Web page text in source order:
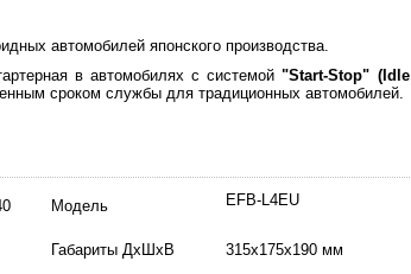
автомобилей японского производства.
в автомобилях с системой "Start-Stop" (Idle
сроком службы для традиционных автомобилей.
Модель EFB-L4EU
Габариты ДхШхВ 315х175х190 мм